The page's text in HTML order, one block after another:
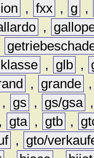
, fxx , g
,
,
, glb ,
, grande
, gs , gs/gsa
, gta , gtb ,
,
gto/